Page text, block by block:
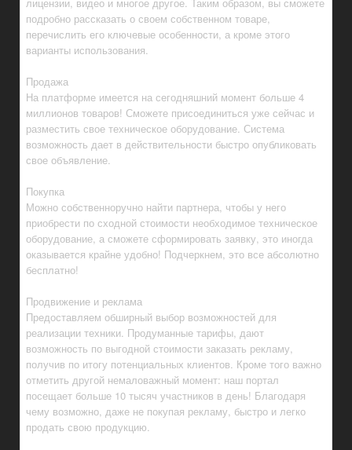
подробно рассказать о своем собственном товаре,
перечислить его ключевые особенности, а кроме этого
варианты использования.
Продажа
На платформе имеется на сегодняшний момент больше 4
миллионов товаров! Сможете присоединиться уже сейчас и
разместить свое техническое оборудование. Система
возможность дает в действительности быстро опубликовать
свое объявление.
Покупка
Можно собственноручно найти партнера, чтобы у него
приобрести по сходной стоимости необходимое техническое
оборудование, а сможете сформировать заявку, это иногда
оказывается крайне удобно! Подчеркнем, это все абсолютно
бесплатно!
Продвижение и реклама
Предоставляем обширный выбор возможностей для
реализации техники. Продуманные тарифы, дают
возможность по выгодной стоимости заказать рекламу,
получив по итогу потенциальных клиентов. Кроме того важно
отметить другой немаловажный момент: наш портал
посещает больше 10 тысяч участников в день! Благодаря
чему возможно, даже не покупая рекламу, быстро и легко
продать свою продукцию.